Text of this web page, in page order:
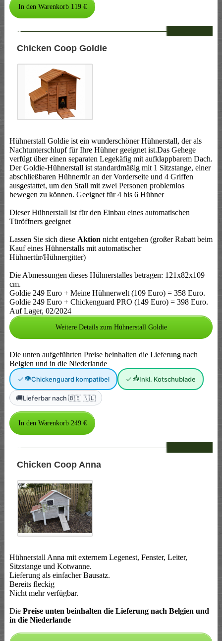
--
Chicken Coop Goldie
Hühnerstall Goldie ist ein wunderschöner Hühnerstall, der als
Nachtunterschlupf für Ihre Hühner geeignet ist.Das Gehege
verfügt über einen separaten Legekäfig mit aufklappbarem Dach.
Der Goldie-Hühnerstall ist standardmäßig mit 1 Sitzstange, einer
abschließbaren Hühnertür an der Vorderseite und 4 Griffen
ausgestattet, um den Stall mit zwei Personen problemlos
bewegen zu können. Geeignet für 4 bis 6 Hühner
Dieser Hühnerstall ist für den Einbau eines automatischen
Türöffners geeignet
Lassen Sie sich diese Aktion nicht entgehen (großer Rabatt beim
Kauf eines Hühnerstalls mit automatischer
Hühnertür/Hühnergitter)
Die Abmessungen dieses Hühnerstalles betragen: 121x82x109
cm.
Goldie 249 Euro + Meine Hühnerwelt (109 Euro) = 358 Euro.
Goldie 249 Euro + Chickenguard PRO (149 Euro) = 398 Euro.
Auf Lager, 02/2024
Weitere Details zum Hühnerstall Goldie
Die unten aufgeführten Preise beinhalten die Lieferung nach
Belgien und in die Niederlande
👁Chickenguard kompatibel 📥Inkl. Kotschublade
🚚Lieferbar nach 🇧🇪 🇳🇱
--
Chicken Coop Anna
Hühnerstall Anna mit externem Legenest, Fenster, Leiter,
Sitzstange und Kotwanne.
Lieferung als einfacher Bausatz.
Bereits fleckig
Nicht mehr verfügbar.
Die Preise unten beinhalten die Lieferung nach Belgien und
in die Niederlande